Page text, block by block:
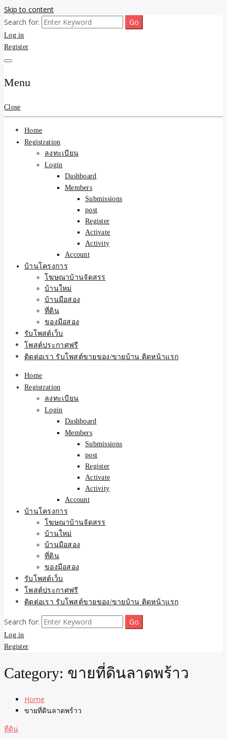
Skip to content
รับจ้างโพสต์ขายบ้าน ขาย
ของ ติดหน้าแรก Google Ai
Search ราคาถูกที่สุด! เน้น
ความคุ้มค่า "ถูกและดีมีอยู่
จริง" (เหมาะกับพ่อค้า
แม่ค้า) บริการโพสต์เว็บ
บอร์ด SEO การันตีงานดี
100% ✨
ขายบ้านไม่ออก ขายสินค้าไม่ได้ บอกเรา! รับจ้างลงโพสต์อสังหาฯ รับโพส
เว็บบอร์ดSEO ดันติดหน้าแรก Google AI ชัวร์ 🎯 … ให้เราจัดการให้! ด้วย
ระบบ AI Search & SEO ที่แม่นยำที่สุด
Search for:
Log in
Register
Menu
Close
Home
Registration
ลงทะเบียน
Login
Dashboard
Members
Submissions
post
Register
Activate
Activity
Account
บ้านโครงการ
โฆษณาบ้านจัดสรร
บ้านใหม่
บ้านมือสอง
ที่ดิน
ของมือสอง
รับโพสต์เว็บ
โพสต์ประกาศฟรี
ติดต่อเรา รับโพสต์ขายของ/ขายบ้าน ติดหน้าแรก
Home
Registration
ลงทะเบียน
Login
Dashboard
Members
Submissions
post
Register
Activate
Activity
Account
บ้านโครงการ
โฆษณาบ้านจัดสรร
บ้านใหม่
บ้านมือสอง
ที่ดิน
ของมือสอง
รับโพสต์เว็บ
โพสต์ประกาศฟรี
ติดต่อเรา รับโพสต์ขายของ/ขายบ้าน ติดหน้าแรก
Search for:
Log in
Register
Category: ขายที่ดินลาดพร้าว
Home
ขายที่ดินลาดพร้าว
ที่ดิน